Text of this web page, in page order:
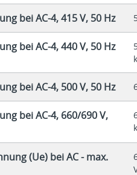
bei AC-4, 415 V, 50 Hz
bei AC-4, 440 V, 50 Hz
bei AC-4, 500 V, 50 Hz
bei AC-4, 660/690 V,
(Ue) bei AC - max.